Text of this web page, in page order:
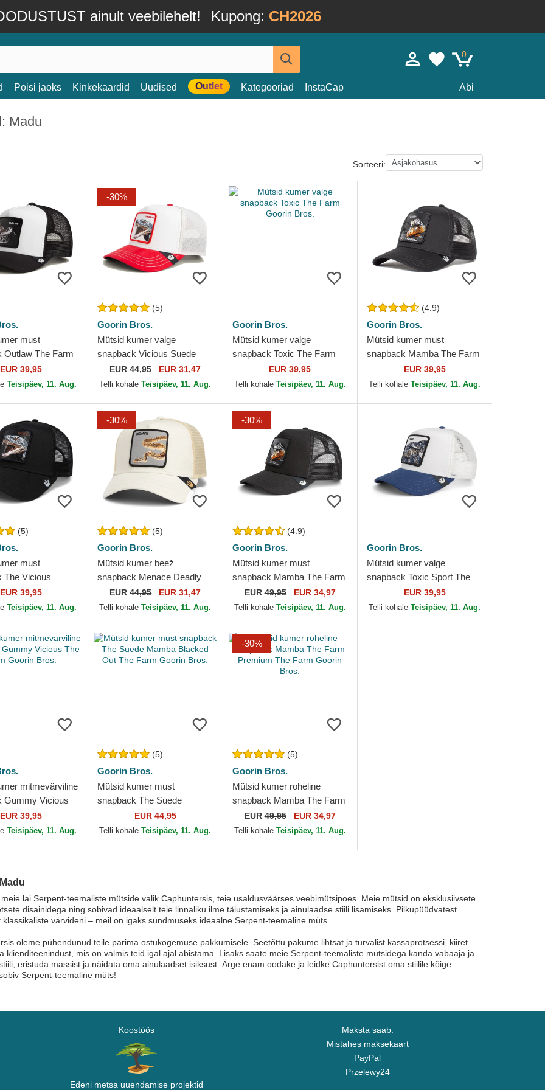
ainult veebilehelt! Kupong: CH2026
0
Poisi jaoks Kinkekaardid Uudised Outlet Kategooriad InstaCap Abi
Madu
Sorteeri:
must
Outlaw The Farm
EUR 39,95
Teisipäev, 11. Aug.
-30%
(5)
Goorin Bros.
Mütsid kumer valge
snapback Vicious Suede
Snake Suede Truckers The
Farm Goorin Bros.
EUR44,95 EUR 31,47
Telli kohaleTeisipäev, 11. Aug.
Goorin Bros.
Mütsid kumer valge
snapback Toxic The Farm
Goorin Bros.EUR 39,95
Telli kohale Teisipäev, 11. Aug.
(4.9)
Goorin Bros.
Mütsid kumer must
snapback Mamba The Farm
Goorin Bros.EUR 39,95
Telli kohaleTeisipäev, 11. Aug.
(5)
must
The Vicious
Combo The
Bros.
EUR 39,95
Teisipäev, 11. Aug.
-30%
(5)
Goorin Bros.
Mütsid kumer beež
snapback Menace Deadly
Companion Core Canvas
The Farm Goorin Bros.
EUR44,95 EUR 31,47
Telli kohaleTeisipäev, 11. Aug.
-30%
(4.9)
Goorin Bros.
Mütsid kumer must
snapback Mamba The Farm
Premium The Farm Goorin
Bros.
EUR49,95 EUR 34,97
Telli kohale Teisipäev, 11. Aug.
Goorin Bros.
Mütsid kumer valge
snapback Toxic Sport The
Farm Goorin Bros.
EUR 39,95
Telli kohaleTeisipäev, 11. Aug.
mitmevärviline
Gummy Vicious
Goorin Bros.
EUR 39,95
Teisipäev, 11. Aug.
(5)
Goorin Bros.
Mütsid kumer must
snapback The Suede
Mamba Blacked Out The
Farm Goorin Bros.
EUR 44,95
Telli kohaleTeisipäev, 11. Aug.
-30%
(5)
Goorin Bros.
Mütsid kumer roheline
snapback Mamba The Farm
Premium The Farm Goorin
Bros.
EUR49,95 EUR 34,97
Telli kohale Teisipäev, 11. Aug.
lai Serpent-teemaliste mütside valik Caphuntersis, teie usaldusväärses veebimütsipoes. Meie mütsid on eksklusiivsete
disainidega ning sobivad ideaalselt teie linnaliku ilme täiustamiseks ja ainulaadse stiili lisamiseks. Pilkupüüdvatest
klassikaliste värvideni – meil on igaks sündmuseks ideaalne Serpent-teemaline müts.
oleme pühendunud teile parima ostukogemuse pakkumisele. Seetõttu pakume lihtsat ja turvalist kassaprotsessi, kiiret
klienditeenindust, mis on valmis teid igal ajal abistama. Lisaks saate meie Serpent-teemaliste mütsidega kanda vabaaja ja
eristuda massist ja näidata oma ainulaadset isiksust. Ärge enam oodake ja leidke Caphuntersist oma stiilile kõige
Serpent-teemaline müts!
Koostöös
Edeni metsa uuendamise projektid
Maksta saab:
Mistahes maksekaart
PayPal
Przelewy24